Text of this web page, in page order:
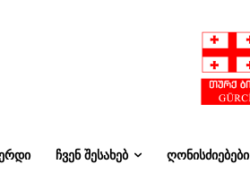
ᲩᲕᲔᲜ ᲨᲔᲡᲐᲮᲔᲑ ᲦᲝᲜᲘᲡᲫᲘᲔᲑᲔᲑᲘ